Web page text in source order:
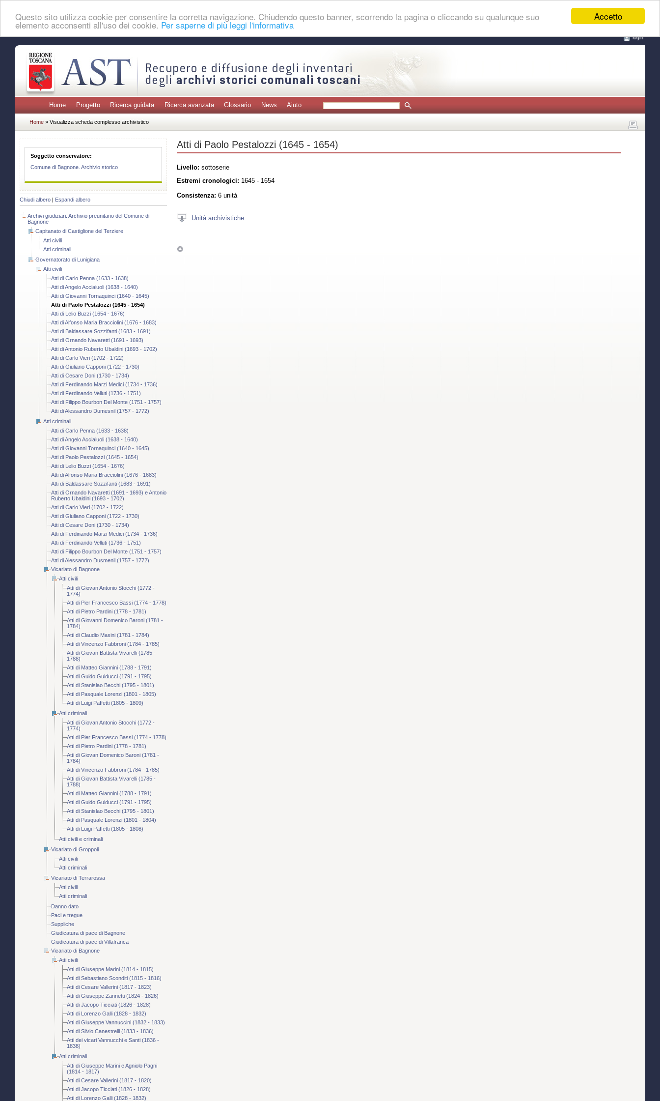
Accetto
Questo sito utilizza cookie per consentire la corretta navigazione. Chiudendo questo banner, scorrendo la pagina o cliccando su qualunque suo
elemento acconsenti all'uso dei cookie. Per saperne di più leggi l'informativa
login
Home Progetto Ricerca guidata Ricerca avanzata Glossario News Aiuto
Home » Visualizza scheda complesso archivistico
Soggetto conservatore:
Comune di Bagnone. Archivio storico
Chiudi albero Espandi albero
Archivi giudiziari. Archivio preunitario del Comune di
Bagnone
Capitanato di Castiglione del Terziere
Atti civili
Atti criminali
Governatorato di Lunigiana
Atti civili
Atti di Carlo Penna (1633 - 1638)
Atti di Angelo Acciaiuoli (1638 - 1640)
Atti di Giovanni Tornaquinci (1640 - 1645)
Atti di Paolo Pestalozzi (1645 - 1654)
Atti di Lelio Buzzi (1654 - 1676)
Atti di Alfonso Maria Bracciolini (1676 - 1683)
Atti di Baldassare Sozzifanti (1683 - 1691)
Atti di Ornando Navaretti (1691 - 1693)
Atti di Antonio Ruberto Ubaldini (1693 - 1702)
Atti di Carlo Vieri (1702 - 1722)
Atti di Giuliano Capponi (1722 - 1730)
Atti di Cesare Doni (1730 - 1734)
Atti di Ferdinando Marzi Medici (1734 - 1736)
Atti di Ferdinando Velluti (1736 - 1751)
Atti di Filippo Bourbon Del Monte (1751 - 1757)
Atti di Alessandro Dumesnil (1757 - 1772)
Atti criminali
Atti di Carlo Penna (1633 - 1638)
Atti di Angelo Acciaiuoli (1638 - 1640)
Atti di Giovanni Tornaquinci (1640 - 1645)
Atti di Paolo Pestalozzi (1645 - 1654)
Atti di Lelio Buzzi (1654 - 1676)
Atti di Alfonso Maria Bracciolini (1676 - 1683)
Atti di Baldassare Sozzifanti (1683 - 1691)
Atti di Ornando Navaretti (1691 - 1693) e Antonio
Ruberto Ubaldini (1693 - 1702)
Atti di Carlo Vieri (1702 - 1722)
Atti di Giuliano Capponi (1722 - 1730)
Atti di Cesare Doni (1730 - 1734)
Atti di Ferdinando Marzi Medici (1734 - 1736)
Atti di Ferdinando Velluti (1736 - 1751)
Atti di Filippo Bourbon Del Monte (1751 - 1757)
Atti di Alessandro Dusmenil (1757 - 1772)
Vicariato di Bagnone
Atti civili
Atti di Giovan Antonio Stocchi (1772 -
1774)
Atti di Pier Francesco Bassi (1774 - 1778)
Atti di Pietro Pardini (1778 - 1781)
Atti di Giovanni Domenico Baroni (1781 -
1784)
Atti di Claudio Masini (1781 - 1784)
Atti di Vincenzo Fabbroni (1784 - 1785)
Atti di Giovan Battista Vivarelli (1785 -
1788)
Atti di Matteo Giannini (1788 - 1791)
Atti di Guido Guiducci (1791 - 1795)
Atti di Stanislao Becchi (1795 - 1801)
Atti di Pasquale Lorenzi (1801 - 1805)
Atti di Luigi Paffetti (1805 - 1809)
Atti criminali
Atti di Giovan Antonio Stocchi (1772 -
1774)
Atti di Pier Francesco Bassi (1774 - 1778)
Atti di Pietro Pardini (1778 - 1781)
Atti di Giovan Domenico Baroni (1781 -
1784)
Atti di Vincenzo Fabbroni (1784 - 1785)
Atti di Giovan Battista Vivarelli (1785 -
1788)
Atti di Matteo Giannini (1788 - 1791)
Atti di Guido Guiducci (1791 - 1795)
Atti di Stanislao Becchi (1795 - 1801)
Atti di Pasquale Lorenzi (1801 - 1804)
Atti di Luigi Paffetti (1805 - 1808)
Atti civili e criminali
Vicariato di Groppoli
Atti civili
Atti criminali
Vicariato di Terrarossa
Atti civili
Atti criminali
Danno dato
Paci e tregue
Suppliche
Giudicatura di pace di Bagnone
Giudicatura di pace di Villafranca
Vicariato di Bagnone
Atti civili
Atti di Giuseppe Marini (1814 - 1815)
Atti di Sebastiano Sconditi (1815 - 1816)
Atti di Cesare Vallerini (1817 - 1823)
Atti di Giuseppe Zannetti (1824 - 1826)
Atti di Jacopo Ticciati (1826 - 1828)
Atti di Lorenzo Galli (1828 - 1832)
Atti di Giuseppe Vannuccini (1832 - 1833)
Atti di Silvio Canestrelli (1833 - 1836)
Atti dei vicari Vannucchi e Santi (1836 -
1838)
Atti criminali
Atti di Giuseppe Marini e Agniolo Pagni
(1814 - 1817)
Atti di Cesare Vallerini (1817 - 1820)
Atti di Jacopo Ticciati (1826 - 1828)
Atti di Lorenzo Galli (1828 - 1832)
Atti di Paolo Pestalozzi (1645 - 1654)
Livello: sottoserie
Estremi cronologici: 1645 - 1654
Consistenza: 6 unità
Unità archivistiche